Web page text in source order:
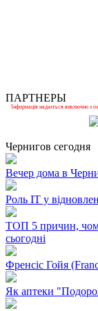
ПАРТНЕРЫ
Інформація надається виключно з
Чернигов сегодня
Вечер дома в
Роль ІТ у
ТОП 5 причин,
сьогодні
Френсіс Гойя
Як аптеки